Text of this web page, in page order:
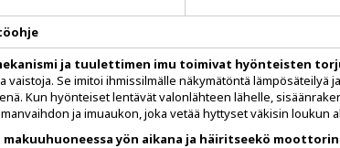
ja tuulettimen imu toimivat hyönteisten
Se imitoi ihmissilmälle näkymätöntä lämpösäteilyä
Kun hyönteiset lentävät valonlähteen lähelle,
ja imuaukon, joka vetää hyttyset väkisin loukun
yön aikana ja häiritseekö